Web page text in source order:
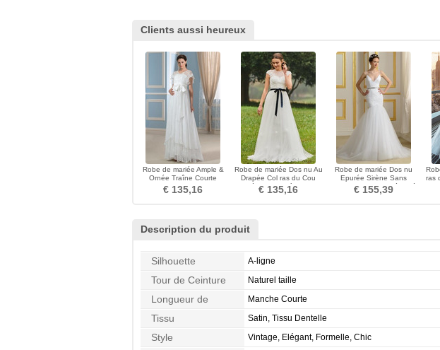
Clients aussi heureux
Robe de mariée Ample &
Ornée Traîne Courte
Romantique Manche Courte
€ 135,16
Robe de mariée Dos nu Au
Drapée Col ras du Cou
Orné de Nœud à Boucle
€ 135,16
Robe de mariée Dos nu
Epurée Sirène Sans
Manches Col en V élancé
€ 155,39
ras
Description du produit
Silhouette A-ligne
Tour de Ceinture Naturel taille
Longueur de
Manches
Manche Courte
Tissu Satin, Tissu Dentelle
Style Vintage, Elégant, Formelle, Chic